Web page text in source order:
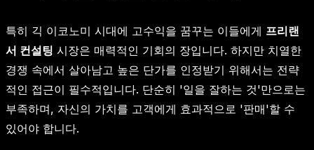
특히 긱 이코노미 시대에 고수익을 꿈꾸는 이들에게 프리랜
서 컨설팅 시장은 매력적인 기회의 장입니다. 하지만 치열한
경쟁 속에서 살아남고 높은 단가를 인정받기 위해서는 전략
적인 접근이 필수적입니다. 단순히 '일을 잘하는 것'만으로는
부족하며, 자신의 가치를 고객에게 효과적으로 '판매'할 수
있어야 합니다.